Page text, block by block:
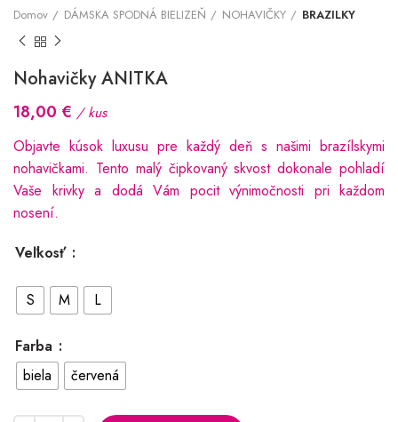
Domov DÁMSKA SPODNÁ BIELIZEŇ NOHAVIČKY BRAZILKY
Nohavičky ANITKA
18,00 € / kus
Objavte kúsok luxusu pre každý deň s našimi brazílskymi
nohavičkami. Tento malý čipkovaný skvost dokonale pohladí
Vaše krivky a dodá Vám pocit výnimočnosti pri každom
nosení.
Veľkosť
S M L
Farba
biela
červená